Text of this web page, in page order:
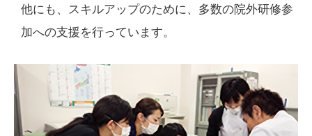
他にも、スキルアップのために、多数の院外研修参
加への支援を行っています。